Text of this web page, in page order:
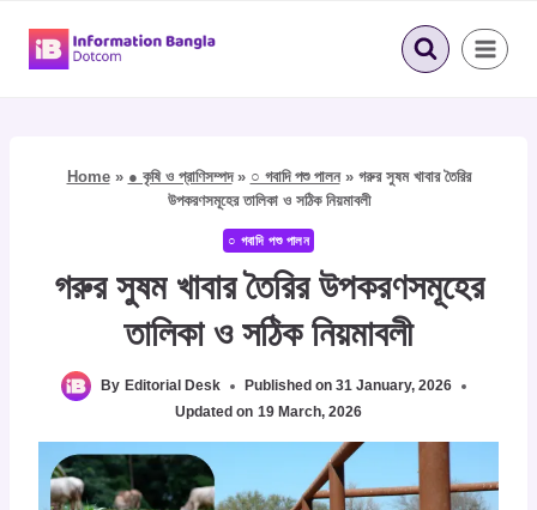
Home» ● কৃষি ও প্রাণিসম্পদ» ○ গবাদি পশু পালন» গরুর সুষম খাবার তৈরির
উপকরণসমূহের তালিকা ও সঠিক নিয়মাবলী
○ গবাদি পশু পালন
গরুর সুষম খাবার তৈরির উপকরণসমূহের
তালিকা ও সঠিক নিয়মাবলী
By Editorial Desk Published on 31 January, 2026
Updated on 19 March, 2026